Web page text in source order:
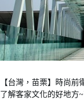
【台灣，苗栗】時尚
了解客家文化的好地方